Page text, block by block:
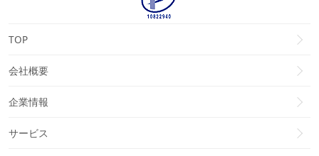
TOP
会社概要
企業情報
サービス